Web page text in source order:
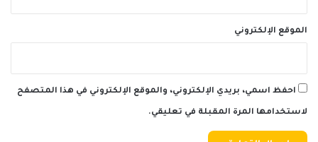
الموقع الإلكتروني
احفظ اسمي، بريدي الإلكتروني، والموقع الإلكتروني في هذا المتصفح
لاستخدامها المرة المقبلة في تعليقي.